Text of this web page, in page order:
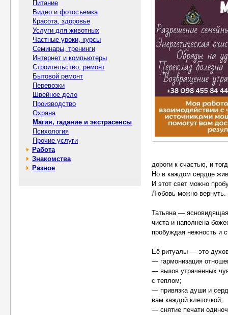
Питание
Видео и фотосъемка
Красота, здоровье
Услуги для животных
Частные уроки, курсы
Семинары, тренинги
Интернет и компьютеры
Строительство, ремонт
Бытовой ремонт
Перевозки
Швейное дело
Производство
Охрана
Магия, гадание и экстрасенсы
Психология
Прочие услуги
Работа
Знакомства
Разное
дороги к счастью, и
Но в каждом сердце
И этот свет можно
Любовь можно
Татьяна —
чиста и наполнена
пробуждая нежность и
Её ритуалы — это
— гармонизация
— вызов утраченных
с теплом;
— привязка души и
вам каждой клеточкой;
— снятие печати